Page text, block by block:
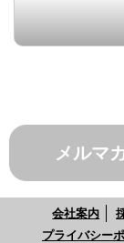
メルマ
会社案内
プライバシー